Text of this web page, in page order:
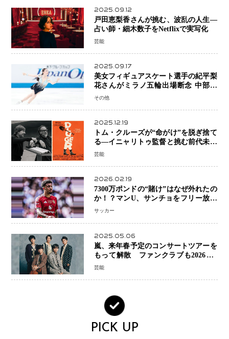
2025.09.12
戸田恵梨香さんが挑む、波乱の人生―
占い師・細木数子をNetflixで実写化
芸能
2025.09.17
美女フィギュアスケート選手の紀平梨
花さんがミラノ五輪出場断念 中部選
手権欠場を発表「安全最優先の判断」
その他
2025.12.19
トム・クルーズが“命がけ”を脱ぎ捨て
る―イニャリトゥ監督と挑む前代未聞
の大惨事コメディ「DIGGER ディガ
芸能
2026.02.19
7300万ポンドの“賭け”はなぜ外れたの
か！？マンU、サンチョをフリー放出
へ・・・補強戦略の転換点に
サッカー
2025.05.06
嵐、来年春予定のコンサートツアーを
もって解散 ファンクラブも2026年5
月末で活動終了
芸能
PICK UP